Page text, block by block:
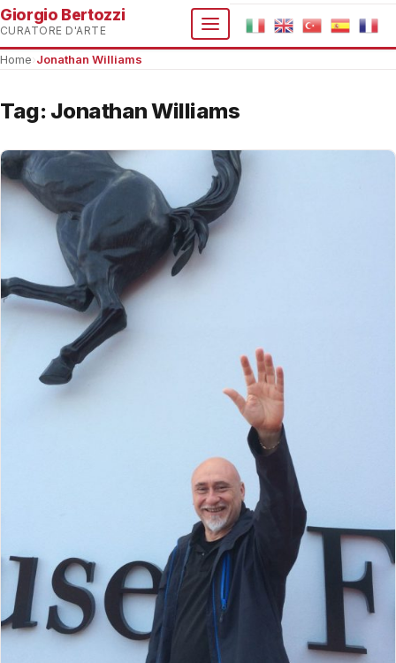
Giorgio Bertozzi
CURATORE D'ARTE
Home Jonathan Williams
Tag: Jonathan Williams